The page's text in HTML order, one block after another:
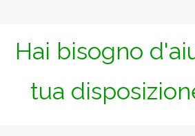
Hai bisogno
tua